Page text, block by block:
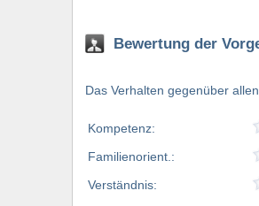
Bewertung der
Das Verhalten gegenüber
Kompetenz:
Familienorient.:
Verständnis: